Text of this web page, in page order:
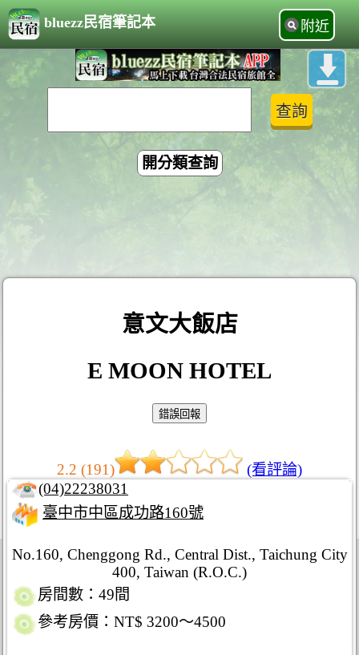
bluezz民宿筆記本 附近
開分類查詢
意文大飯店
E MOON HOTEL
2.2 (191)
(看評論)
(04)22238031
臺中市中區成功路160號
No.160, Chenggong Rd., Central Dist., Taichung City
400, Taiwan (R.O.C.)
房間數：49間
參考房價：NT$ 3200～4500